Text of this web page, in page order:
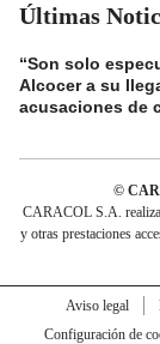
Últimas
“Son solo
Alcocer a su
acusaciones de
©
CARACOL S.A. realiza
y otras prestaciones
Aviso legal
Configuración de